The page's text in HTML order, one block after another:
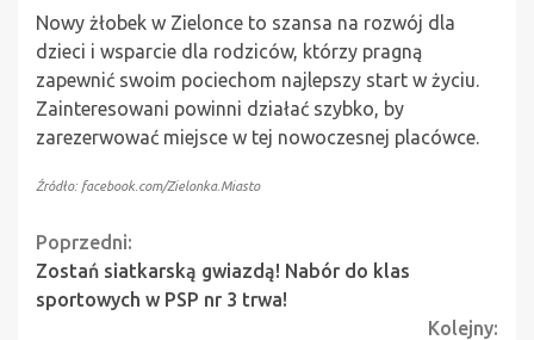
Nowy żłobek w Zielonce to szansa na rozwój dla
dzieci i wsparcie dla rodziców, którzy pragną
zapewnić swoim pociechom najlepszy start w życiu.
Zainteresowani powinni działać szybko, by
zarezerwować miejsce w tej nowoczesnej placówce.
Źródło: facebook.com/Zielonka.Miasto
Continue
Reading
Poprzedni:
Zostań siatkarską gwiazdą! Nabór do klas
sportowych w PSP nr 3 trwa!
Kolejny: